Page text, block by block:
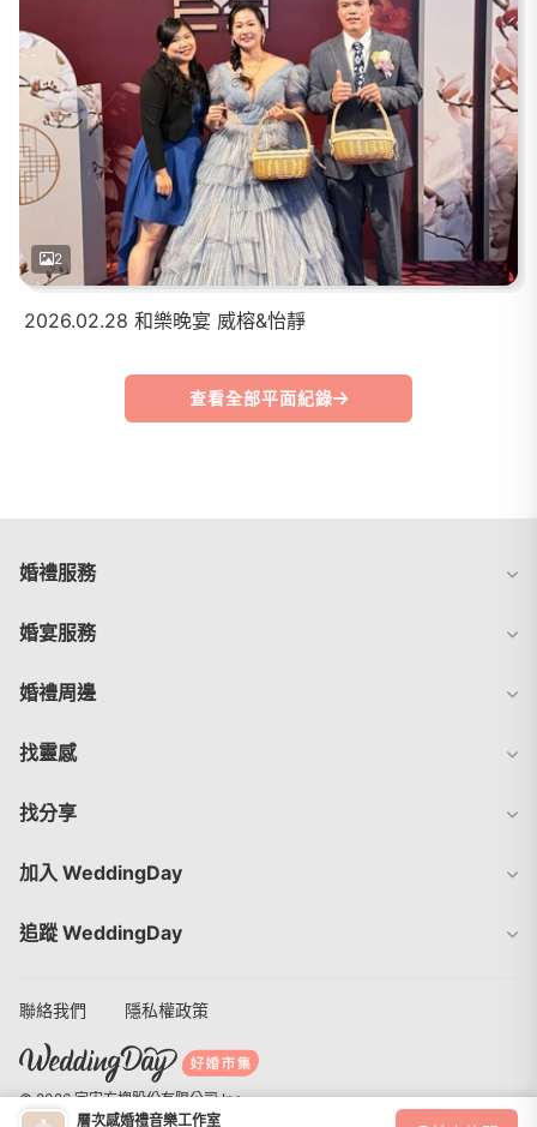
2
2026.02.28 和樂晚宴 威榕&怡靜
查看全部平面紀錄
層次感婚禮音樂工作室
婚禮服務
婚宴服務
婚禮周邊
找靈感
找分享
加入 WeddingDay
追蹤 WeddingDay
聯絡我們 隱私權政策
© 2026 宇宙方塊股份有限公司 Inc.